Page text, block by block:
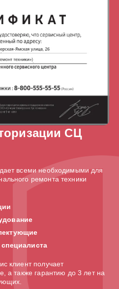
СЦ
всеми необходимыми для
ремонта техники
клиент получает
а также гарантию до 3 лет на